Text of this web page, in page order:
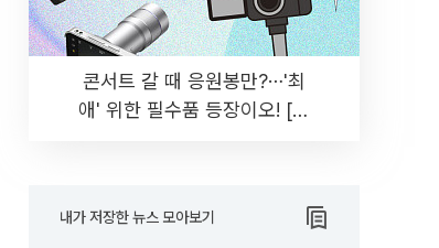
콘서트 갈 때 응원봉만?⋯'최
애' 위한 필수품 등장이오! [솔
내가 저장한 뉴스 모아보기